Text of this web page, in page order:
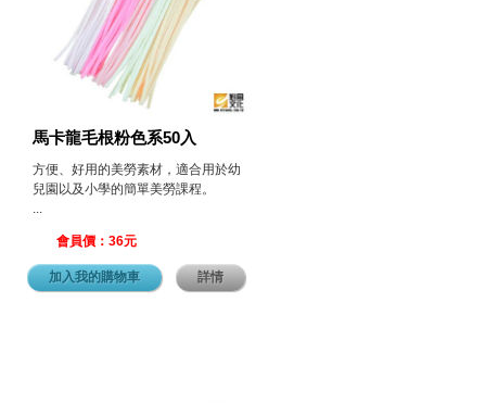
馬卡龍毛根粉色系50入
方便、好用的美勞素材，適合用於幼
兒園以及小學的簡單美勞課程。
...
會員價：36元
加入我的購物車 詳情